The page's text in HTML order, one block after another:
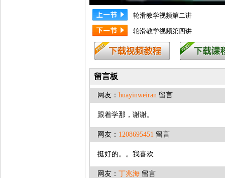
轮滑教学视频第二讲
轮滑教学视频第四讲
留言板
网友： huayinweiran 留言
跟着学那，谢谢。
网友： 1208695451 留言
挺好的。。我喜欢
网友： 丁兆海 留言